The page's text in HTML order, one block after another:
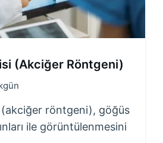
(Akciğer Röntgeni)
röntgeni), göğüs
ile görüntülenmesini